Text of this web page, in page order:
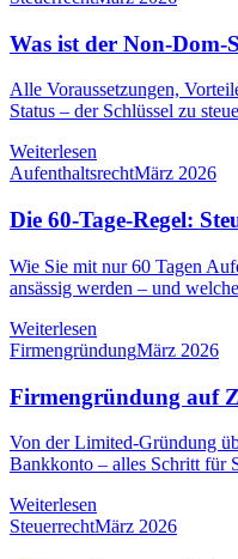
Was ist der Non-Dom-
Alle Voraussetzungen,
Status – der Schlüssel zu
Weiterlesen
AufenthaltsrechtMärz 2026
Die 60-Tage-Regel:
Wie Sie mit nur 60 Tagen
ansässig werden – und
Weiterlesen
FirmengründungMärz 2026
Firmengründung auf
Von der Limited-Gründung
Bankkonto – alles Schritt für
Weiterlesen
SteuerrechtMärz 2026